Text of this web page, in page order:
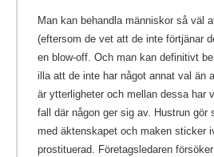
Man kan behandla människor så väl
(eftersom de vet att de inte förtjänar
en blow-off. Och man kan definitivt
illa att de inte har något annat val än
är ytterligheter och mellan dessa har
fall där någon ger sig av. Hustrun
med äktenskapet och maken sticker
prostituerad. Företagsledaren